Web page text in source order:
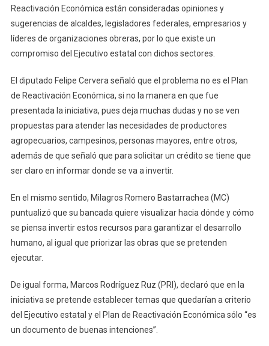
Reactivación Económica están consideradas opiniones y
sugerencias de alcaldes, legisladores federales, empresarios y
líderes de organizaciones obreras, por lo que existe un
compromiso del Ejecutivo estatal con dichos sectores.
El diputado Felipe Cervera señaló que el problema no es el Plan
de Reactivación Económica, si no la manera en que fue
presentada la iniciativa, pues deja muchas dudas y no se ven
propuestas para atender las necesidades de productores
agropecuarios, campesinos, personas mayores, entre otros,
además de que señaló que para solicitar un crédito se tiene que
ser claro en informar donde se va a invertir.
En el mismo sentido, Milagros Romero Bastarrachea (MC)
puntualizó que su bancada quiere visualizar hacia dónde y cómo
se piensa invertir estos recursos para garantizar el desarrollo
humano, al igual que priorizar las obras que se pretenden
ejecutar.
De igual forma, Marcos Rodríguez Ruz (PRI), declaró que en la
iniciativa se pretende establecer temas que quedarían a criterio
del Ejecutivo estatal y el Plan de Reactivación Económica sólo “es
un documento de buenas intenciones”.